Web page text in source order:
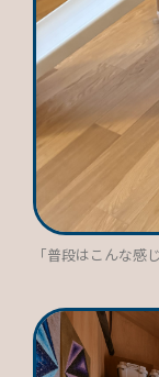
「普段はこんな感